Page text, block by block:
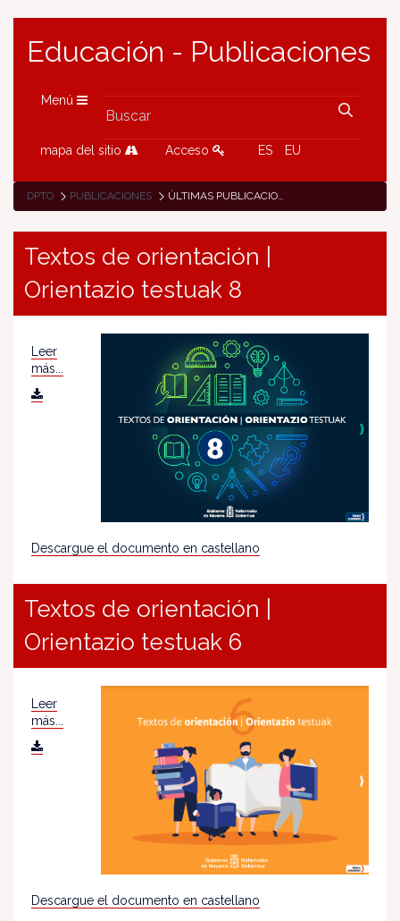
Educación - Publicaciones
Menú
mapa del sitio Acceso ES EU
DPTO PUBLICACIONES ÚLTIMAS PUBLICACIONES
Textos de orientación |
Orientazio testuak 8
Leer
más...
Descargue el documento en castellano
Textos de orientación |
Orientazio testuak 6
Leer
más...
Descargue el documento en castellano